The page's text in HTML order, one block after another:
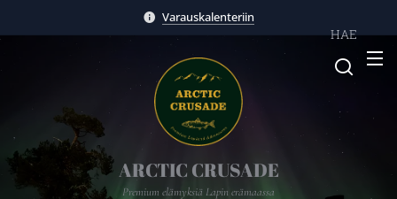
Varauskalenteriin
ARCTIC CRUSADE
Premium elämyksiä Lapin erämaassa
HAE